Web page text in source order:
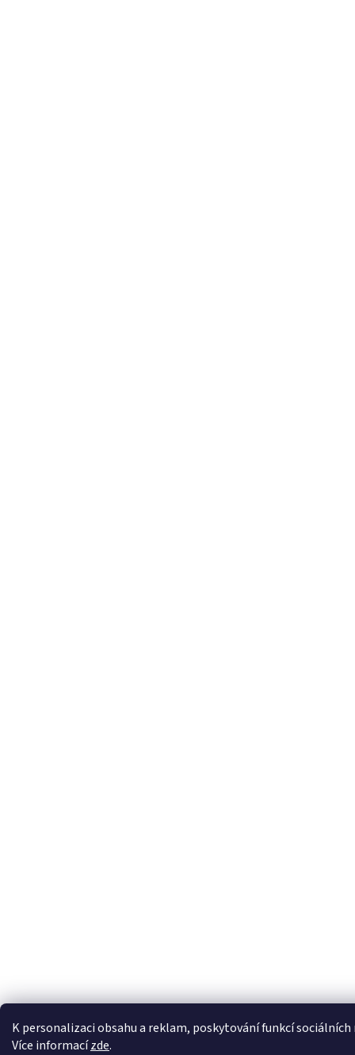
K personalizaci obsahu a reklam, poskytování funkcí
Více informacízde.